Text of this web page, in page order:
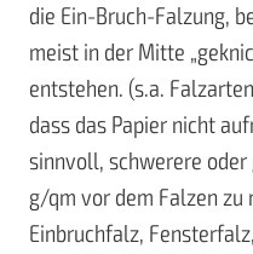
die Ein-Bruch-Falzung,
meist in der Mitte
entstehen. (s.a.
dass das Papier nicht
sinnvoll, schwerere oder
g/qm vor dem Falzen zu
Einbruchfalz,